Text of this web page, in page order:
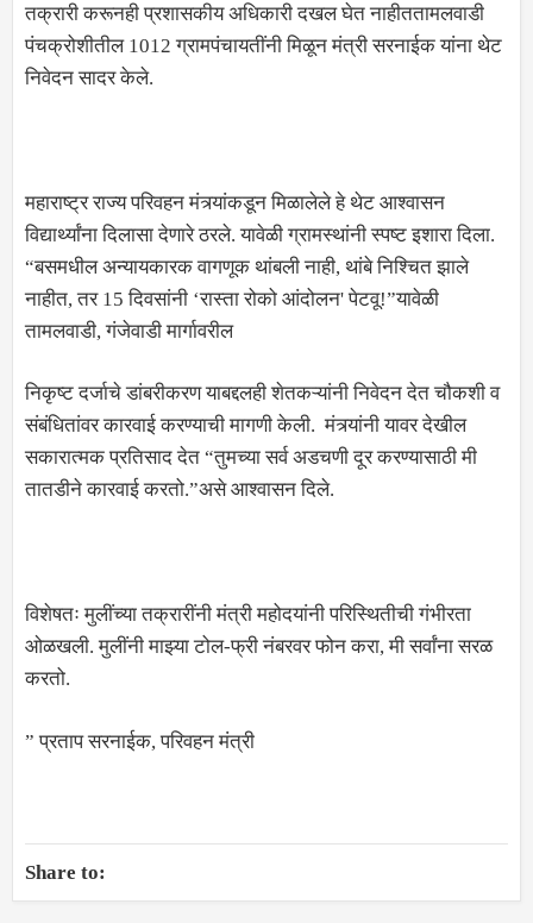
तक्रारी करूनही प्रशासकीय अधिकारी दखल घेत नाहीततामलवाडी
पंचक्रोशीतील 1012 ग्रामपंचायतींनी मिळून मंत्री सरनाईक यांना थेट
निवेदन सादर केले.
महाराष्ट्र राज्य परिवहन मंत्र्यांकडून मिळालेले हे थेट आश्वासन
विद्यार्थ्यांना दिलासा देणारे ठरले. यावेळी ग्रामस्थांनी स्पष्ट इशारा दिला.
“बसमधील अन्यायकारक वागणूक थांबली नाही, थांबे निश्चित झाले
नाहीत, तर 15 दिवसांनी ‌‘रास्ता रोको आंदोलन' पेटवू!”यावेळी
तामलवाडी, गंजेवाडी मार्गावरील
निकृष्ट दर्जाचे डांबरीकरण याबद्दलही शेतकऱ्यांनी निवेदन देत चौकशी व
संबंधितांवर कारवाई करण्याची मागणी केली. मंत्र्यांनी यावर देखील
सकारात्मक प्रतिसाद देत “तुमच्या सर्व अडचणी दूर करण्यासाठी मी
तातडीने कारवाई करतो.”असे आश्वासन दिले.
विशेषतः मुलींच्या तक्रारींनी मंत्री महोदयांनी परिस्थितीची गंभीरता
ओळखली. मुलींनी माझ्या टोल-फ्री नंबरवर फोन करा, मी सर्वांना सरळ
करतो.
” प्रताप सरनाईक, परिवहन मंत्री
Share to: